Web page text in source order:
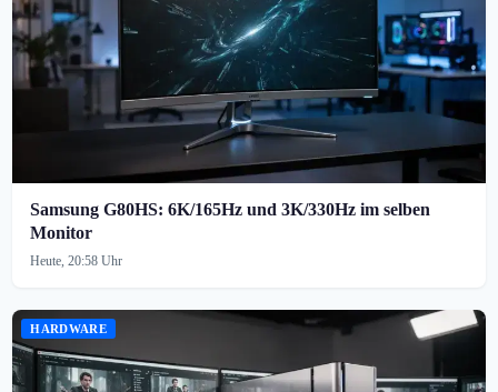
Samsung G80HS: 6K/165Hz und 3K/330Hz im selben
Monitor
Heute, 20:58 Uhr
HARDWARE